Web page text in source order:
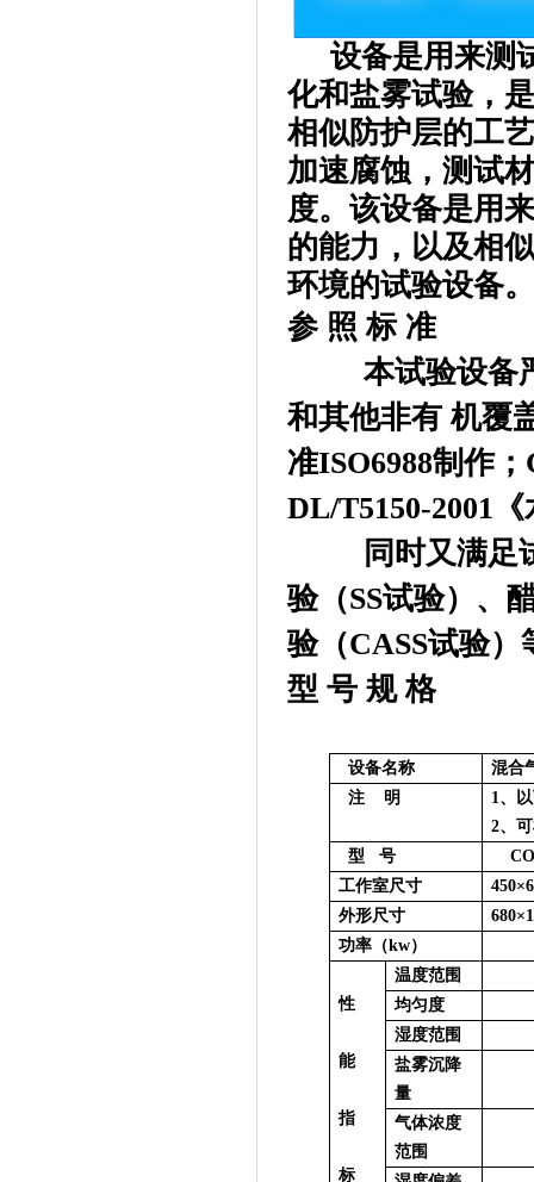
设备是用来测
化和盐雾试验，
相似防护层的工
加速腐蚀，测试
度。该设备是用
的能力，以及相
环境的试验设备。
参 照 标 准
本试验设备
和其他非有 机覆
准ISO6988制作；
DL/T5150-2001
同时又满足
验（SS试验）、
验（CASS试验）
型 号 规 格
设备名称
混合
注
明 1、
2、
型
号
工作室尺寸
外形尺寸
功率（kw）
性
能
指
标
温度范围
均匀度
湿度范围
盐雾沉降
量
气体浓度
范围